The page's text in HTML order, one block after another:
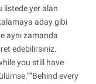
listede yer alan
aday gibi
aynı zamanda
edebilirsiniz.
you still have
every